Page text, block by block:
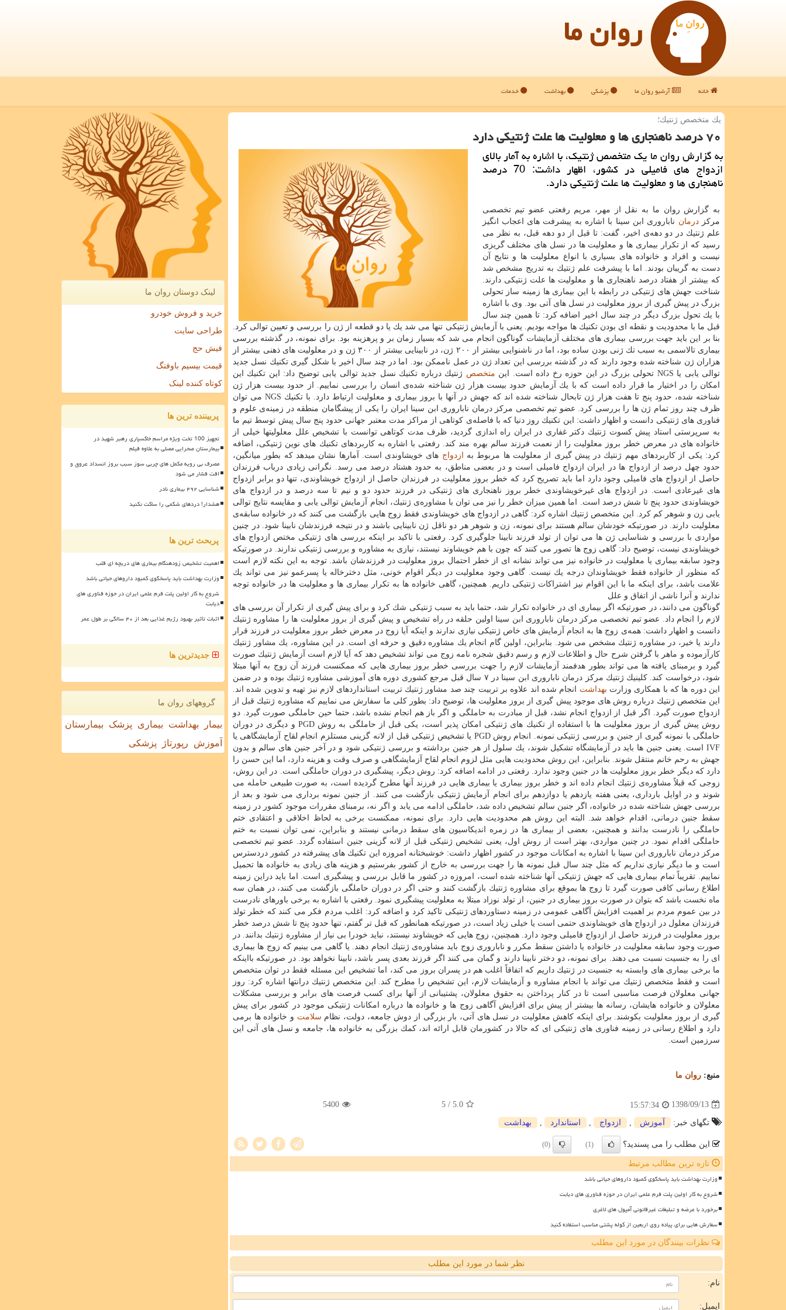
روان ما
خانه آرشیو روان ما پزشکی بهداشت خدمات
یك متخصص ژنتیك؛
۷۰ درصد ناهنجاری ها و معلولیت ها علت ژنتیكی دارد
به گزارش روان ما یك متخصص ژنتیك، با اشاره به آمار بالای
ازدواج های فامیلی در كشور، اظهار داشت: 70 درصد
ناهنجاری ها و معلولیت ها علت ژنتیكی دارد.
به گزارش روان ما به نقل از مهر، مریم رفعتی عضو تیم تخصصی
مركزدرمان ناباروری ابن سینا با اشاره به پیشرفت های اعجاب انگیز
علم ژنتیك در دو دهه‌ی اخیر، گفت: تا قبل از دو دهه قبل، به نظر می
رسید كه از تكرار بیماری ها و معلولیت ها در نسل های مختلف گریزی
نیست و افراد و خانواده های بسیاری با انواع معلولیت ها و نتایج آن
دست به گریبان بودند. اما با پیشرفت علم ژنتیك به تدریج مشخص شد
كه بیشتر از هفتاد درصد ناهنجاری ها و معلولیت ها علت ژنتیكی دارند.
شناخت جهش های ژنتیكی در رابطه با این بیماری ها زمینه ساز تحولی
بزرگ در پیش گیری از بروز معلولیت در نسل های آتی بود. وی با اشاره
با یك تحول بزرگ دیگر در چند سال اخیر اضافه كرد: تا همین چند سال
قبل ما با محدودیت و نقطه ای بودن تكنیك ها مواجه بودیم. یعنی با آزمایش ژنتیكی تنها می شد یك یا دو قطعه از ژن را بررسی و تعیین توالی كرد.
بنا بر این باید جهت بررسی بیماری های مختلف آزمایشات گوناگون انجام می شد كه بسیار زمان بر و پرهزینه بود. برای نمونه، در گذشته بررسی
بیماری تالاسمی به سبب تك ژنی بودن ساده بود، اما در ناشنوایی بیشتر از ۲۰۰ ژن، در نابینایی بیشتر از ۳۰۰ ژن و در معلولیت های ذهنی بیشتر از
هزاران ژن شناخته شده وجود دارند كه در گذشته بررسی این تعداد ژن در عمل ناممكن بود. اما در چند سال اخیر با شكل گیری تكنیك نسل جدید
توالی یابی یا NGS تحولی بزرگ در این حوزه رخ داده است. این
متخصص ژنتیك درباره تكنیك نسل جدید توالی یابی توضیح داد: این تكنیك این
امكان را در اختیار ما قرار داده است كه با یك آزمایش حدود بیست هزار ژن شناخته شده‌ی انسان را بررسی نماییم. از حدود بیست هزار ژن
شناخته شده، حدود پنج تا هفت هزار ژن تابحال شناخته شده اند كه جهش در آنها با بروز بیماری و معلولیت ارتباط دارد. با تكنیك NGS می توان
ظرف چند روز تمام ژن ها را بررسی كرد. عضو تیم تخصصی مركز درمان ناباروری ابن سینا ایران را یكی از پیشگامان منطقه در زمینه‌ی علوم و
فناوری های ژنتیكی دانست و اظهار داشت: این تكنیك روز دنیا كه با فاصله‌ی كوتاهی از مراكز مدت معتبر جهانی حدود پنج سال پیش توسط تیم ما
به سرپرستی استاد پیش كسوت ژنتیك دكتر غفاری در ایران راه اندازی گردید، ظرف مدت كوتاهی توانست با تشخیص علل معلولیتها خیلی از
خانواده های در معرض خطر بروز معلولیت را از نعمت فرزند سالم بهره مند كند. رفعتی با اشاره به كاربردهای تكنیك های نوین ژنتیكی، اضافه
كرد: یكی از كاربردهای مهم ژنتیك در پیش گیری از معلولیت ها مربوط به
ازدواج های خویشاوندی است. آمارها نشان میدهد كه بطور میانگین،
حدود چهل درصد از ازدواج ها در ایران ازدواج فامیلی است و در بعضی مناطق، به حدود هشتاد درصد می رسد. نگرانی زیادی درباب فرزندان
حاصل از ازدواج های فامیلی وجود دارد اما باید تصریح كرد كه خطر بروز معلولیت در فرزندان حاصل از ازدواج خویشاوندی، تنها دو برابر ازدواج
های غیرعادی است. در ازدواج های غیرخویشاوندی خطر بروز ناهنجاری های ژنتیكی در فرزند حدود دو و نیم تا سه درصد و در ازدواج های
خویشاوندی حدود پنج تا شش درصد است. اما همین میزان خطر را نیز می توان با مشاوره‌ی ژنتیك، انجام آزمایش توالی یابی و مقایسه نتایج توالی
یابی زن و شوهر كم كرد. این متخصص ژنتیك اشاره كرد: گاهی در ازدواج های خویشاوندی فقط زوج هایی بازگشت می كنند كه در خانواده سابقه‌ی
معلولیت دارند. در صورتیكه خودشان سالم هستند برای نمونه، زن و شوهر هر دو ناقل ژن نابینایی باشند و در نتیجه فرزندشان نابینا شود. در چنین
مواردی با بررسی و شناسایی ژن ها می توان از تولد فرزند نابینا جلوگیری كرد. رفعتی با تاكید بر اینكه بررسی های ژنتیكی مختص ازدواج های
خویشاوندی نیست، توضیح داد: گاهی زوج ها تصور می كنند كه چون با هم خویشاوند نیستند، نیازی به مشاوره و بررسی ژنتیكی ندارند. در صورتیكه
وجود سابقه بیماری یا معلولیت در خانواده نیز می تواند نشانه ای از خطر احتمال بروز معلولیت در فرزندشان باشد. توجه به این نكته لازم است
كه منظور از خانواده فقط خویشاوندان درجه یك نیست. گاهی وجود معلولیت در دیگر اقوام خونی، مثل دخترخاله یا پسرعمو نیز می تواند یك
علامت باشد، برای اینكه ما با این اقوام نیز اشتراكات ژنتیكی داریم. همچنین، گاهی خانواده ها به تكرار بیماری ها و معلولیت ها در خانواده توجه
ندارند و آنرا ناشی از اتفاق و علل
گوناگون می دانند، در صورتیكه اگر بیماری ای در خانواده تكرار شد، حتما باید به سبب ژنتیكی شك كرد و برای پیش گیری از تكرار آن بررسی های
لازم را انجام داد. عضو تیم تخصصی مركز درمان ناباروری ابن سینا اولین حلقه در راه تشخیص و پیش گیری از بروز معلولیت ها را مشاوره ژنتیك
دانست و اظهار داشت: همه‌ی زوج ها به انجام آزمایش های خاص ژنتیكی نیازی ندارند و اینكه آیا زوج در معرض خطر بروز معلولیت در فرزند قرار
دارند یا خیر، در مشاوره ژنتیك مشخص می شود. بنابراین، اولین گام انجام یك مشاوره دقیق و حرفه ای است. در این مشاوره، یك مشاور ژنتیك
كارآزموده و ماهر با گرفتن شرح حال و اطلاعات لازم و رسم دقیق شجره نامه زوج می تواند تشخیص دهد كه آیا لازم است آزمایش ژنتیك صورت
گیرد و برمبنای یافته ها می تواند بطور هدفمند آزمایشات لازم را جهت بررسی خطر بروز بیماری هایی كه ممكنست فرزند آن زوج به آنها مبتلا
شود، درخواست كند. كلینیك ژنتیك مركز درمان ناباروری ابن سینا در ۷ سال قبل مرجع كشوری دوره های آموزشی مشاوره ژنتیك بوده و در ضمن
این دوره ها كه با همكاری وزارت بهداشت انجام شده اند علاوه بر تربیت چند صد مشاور ژنتیك تربیت استانداردهای لازم نیز تهیه و تدوین شده اند.
این متخصص ژنتیك درباره روش های موجود پیش گیری از بروز معلولیت ها، توضیح داد: بطور كلی ما سفارش می نماییم كه مشاوره ژنتیك قبل از
ازدواج صورت گیرد. اگر قبل از ازدواج انجام نشد، قبل از مبادرت به حاملگی و اگر باز هم انجام نشده باشد، حتما حین حاملگی صورت گیرد. دو
روش پیش گیری از بروز معلولیت ها با استفاده از تكنیك های ژنتیكی امكان پذیر است، یكی قبل از حاملگی به روش PGD و دیگری در دوران
حاملگی با نمونه گیری از جنین و بررسی ژنتیكی نمونه. انجام روش PGD یا تشخیص ژنتیكی قبل از لانه گزینی مستلزم انجام لقاح آزمایشگاهی یا
IVF است. یعنی جنین ها باید در آزمایشگاه تشكیل شوند، یك سلول از هر جنین برداشته و بررسی ژنتیكی شود و در آخر جنین های سالم و بدون
جهش به رحم خانم منتقل شوند. بنابراین، این روش محدودیت هایی مثل لزوم انجام لقاح آزمایشگاهی و صرف وقت و هزینه دارد، اما این حسن را
دارد كه دیگر خطر بروز معلولیت ها در جنین وجود ندارد. رفعتی در ادامه اضافه كرد: روش دیگر، پیشگیری در دوران حاملگی است. در این روش،
زوجی كه قبلاً مشاوره‌ی ژنتیك انجام داده اند و خطر بروز بیماری یا بیماری هایی در فرزند آنها مطرح گردیده است، به صورت طبیعی حامله می
شوند و در اوایل بارداری، یعنی هفته یازدهم یا دوازدهم برای انجام آزمایش ژنتیكی بازگشت می كنند. از جنین نمونه برداری می شود و بعد از
بررسی جهش شناخته شده در خانواده، اگر جنین سالم تشخیص داده شد، حاملگی ادامه می یابد و اگر نه، برمبنای مقررات موجود كشور در زمینه
سقط جنین درمانی، اقدام خواهد شد. البته این روش هم محدودیت هایی دارد. برای نمونه، ممكنست برخی به لحاظ اخلاقی و اعتقادی ختم
حاملگی را نادرست بدانند و همچنین، بعضی از بیماری ها در زمره اندیكاسیون های سقط درمانی نیستند و بنابراین، نمی توان نسبت به ختم
حاملگی اقدام نمود. در چنین مواردی، بهتر است از روش اول، یعنی تشخیص ژنتیكی قبل از لانه گزینی جنین استفاده گردد. عضو تیم تخصصی
مركز درمان ناباروری ابن سینا با اشاره به امكانات موجود در كشور اظهار داشت: خوشبختانه امروزه این تكنیك های پیشرفته در كشور دردسترس
است و ما دیگر نیازی نداریم كه مثل چند سال قبل نمونه ها را جهت بررسی به خارج از كشور بفرستیم و هزینه های زیادی به خانواده ها تحمیل
نماییم. تقریباً تمام بیماری هایی كه جهش ژنتیكی آنها شناخته شده است، امروزه در كشور ما قابل بررسی و پیشگیری است. اما باید دراین زمینه
اطلاع رسانی كافی صورت گیرد تا زوج ها بموقع برای مشاوره ژنتیك بازگشت كنند و حتی اگر در دوران حاملگی بازگشت می كنند، در همان سه
ماه نخست باشد كه بتوان در صورت بروز بیماری در جنین، از تولد نوزاد مبتلا به معلولیت پیشگیری نمود. رفعتی با اشاره به برخی باورهای نادرست
در بین عموم مردم بر اهمیت افزایش آگاهی عمومی در زمینه دستاوردهای ژنتیكی تاكید كرد و اضافه كرد: اغلب مردم فكر می كنند كه خطر تولد
فرزندان معلول در ازدواج های خویشاوندی حتمی است یا خیلی زیاد است، در صورتیكه همانطور كه قبل تر گفتم، تنها حدود پنج تا شش درصد خطر
بروز معلولیت در فرزند حاصل از ازدواج فامیلی وجود دارد. همچنین، زوج هایی كه خویشاوند نیستند، نباید خودرا بی نیاز از مشاوره ژنتیك بدانند. در
صورت وجود سابقه معلولیت در خانواده یا داشتن سقط مكرر و ناباروری زوج باید مشاوره‌ی ژنتیك انجام دهند. یا گاهی می بینیم كه زوج ها بیماری
ای را به جنسیت نسبت می دهند. برای نمونه، دو دختر نابینا دارند و گمان می كنند اگر فرزند بعدی پسر باشد، نابینا نخواهد بود. در صورتیكه بااینكه
ما برخی بیماری های وابسته به جنسیت در ژنتیك داریم كه اتفاقاً اغلب هم در پسران بروز می كند، اما تشخیص این مسئله فقط در توان متخصص
است و فقط متخصص ژنتیك می تواند با انجام مشاوره و آزمایشات لازم، این تشخیص را مطرح كند. این متخصص ژنتیك درانتها اشاره كرد: روز
جهانی معلولان فرصت مناسبی است تا در كنار پرداختن به حقوق معلولان، پشتیبانی از آنها برای كسب فرصت های برابر و بررسی مشكلات
معلولان و خانواده هایشان، رسانه ها بیشتر از پیش برای افزایش آگاهی زوج ها و خانواده ها درباره امكانات ژنتیكی موجود در كشور برای پیش
گیری از بروز معلولیت بكوشند. برای اینكه كاهش معلولیت در نسل های آتی، بار بزرگی از دوش جامعه، دولت، نظام سلامت و خانواده ها برمی
دارد و اطلاع رسانی در زمینه فناوری های ژنتیكی ای كه حالا در كشورمان قابل ارائه اند، كمك بزرگی به خانواده ها، جامعه و نسل های آتی این
سرزمین است.
منبع: روان ما
1398/09/13
15:57:34
5.0
/ 5
5400
تگهای خبر: آموزش ازدواج استاندارد بهداشت
این مطلب را می پسندید؟ (1)
(0)
تازه ترین مطالب مرتبط
وزارت بهداشت باید پاسخگوی کمبود داروهای حیاتی باشد
شروع به کار اولین پلت فرم علمی ایران در حوزه فناوری های دیابت
برخورد با عرضه و تبلیغات غیرقانونی آمپول های لاغری
سفارش هایی برای پیاده روی اربعین از کوله پشتی مناسب استفاده کنید
نظرات بینندگان در مورد این مطلب
نظر شما در مورد این مطلب
نام:
ایمیل:
لینک دوستان روان ما
خرید و فروش خودرو
طراحی سایت
فیش حج
قیمت بیسیم باوفنگ
کوتاه کننده لینک
پربیننده ترین ها
تجهیز 100 تخت ویژه مراسم خاکسپاری رهبر شهید در
بیمارستان صحرایی مصلی به علاوه فیلم
مصرف بی رویه مکمل های چربی سوز سبب بروز انسداد عروق و
افت فشار می شود
شناسایی ۴۹۲ بیماری نادر
هشدار! دردهای شکمی را ساکت نکنید
پربحث ترین ها
اهمیت تشخیص زودهنگام بیماری های دریچه ای قلب
وزارت بهداشت باید پاسخگوی کمبود داروهای حیاتی باشد
شروع به کار اولین پلت فرم علمی ایران در حوزه فناوری های
دیابت
اثبات تأثیر بهبود رژیم غذایی بعد از ۴۰ سالگی بر طول عمر
جدیدترین ها
گروههای روان ما
بیمار بهداشت بیماری پزشک
بیمارستان
آموزش
رپورتاژ پزشکی